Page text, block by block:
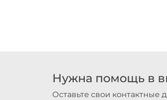
Нужна помощь в
Оставьте свои